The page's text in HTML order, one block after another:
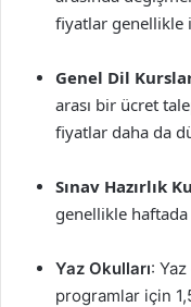
fiyatlar genellikle
Genel Dil
arası bir ücret
fiyatlar daha da
Sınav Hazırlık
genellikle haftada
Yaz Okulları:
programlar için